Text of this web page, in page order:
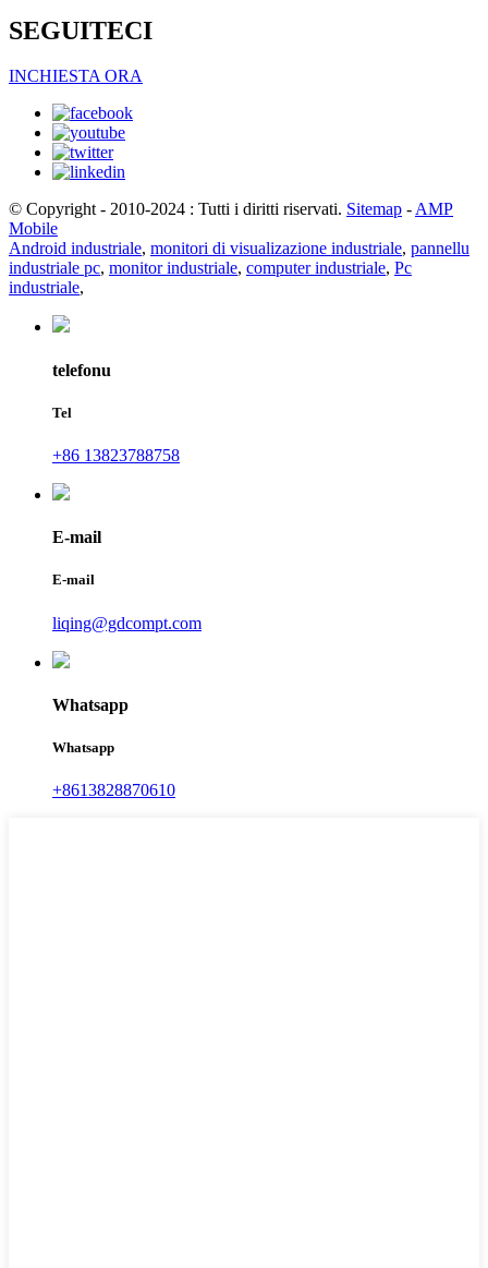
SEGUITECI
INCHIESTA ORA
© Copyright - 2010-2024 : Tutti i diritti riservati. Sitemap -AMP
Mobile
Android industriale, monitori di visualizazione industriale, pannellu
industriale pc, monitor industriale, computer industriale, Pc
industriale,
telefonu
Tel
+86 13823788758
E-mail
E-mail
liqing@gdcompt.com
Whatsapp
Whatsapp
+8613828870610